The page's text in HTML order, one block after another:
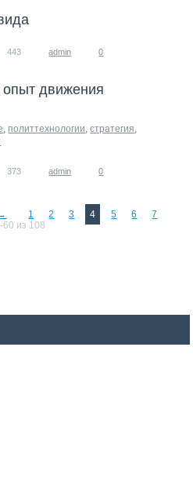
443 admin 0
опыт движения
, политтехнологии,стратегия,
373 admin 0
1 2 3 4 5 6
7
из 108